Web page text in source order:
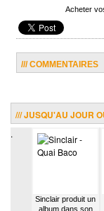
Acheter
/// COMMENTAIRES
/// JUSQU'AU JOUR
.
Sinclair produit un
album dans son